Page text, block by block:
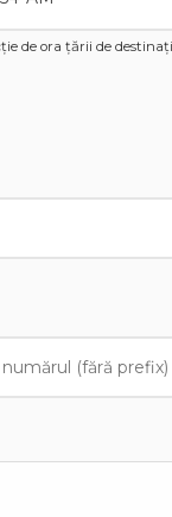
de ora țării de